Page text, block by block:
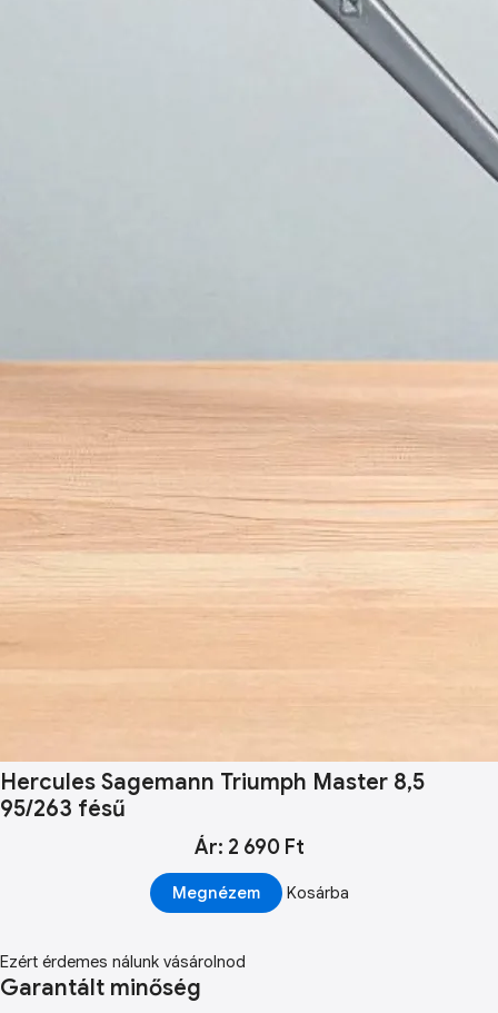
Hercules Sagemann Triumph Master 8,5
95/263 fésű
Ár: 2 690 Ft
Megnézem Kosárba
Ezért érdemes nálunk vásárolnod
Garantált minőség